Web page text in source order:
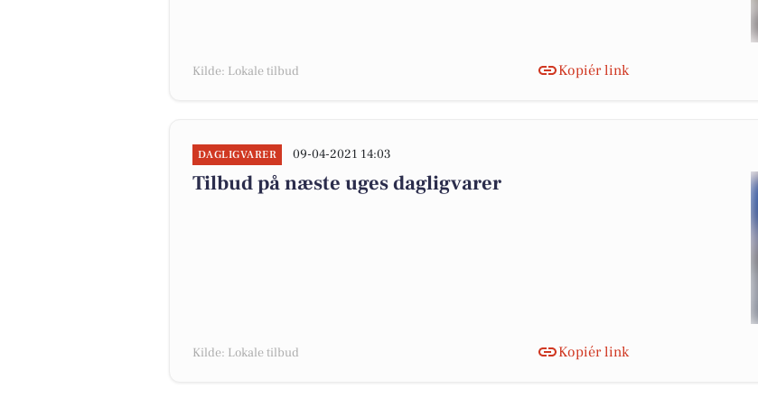
Kilde: Lokale tilbud Kopiér link
DAGLIGVARER 09-04-2021 14:03
Tilbud på næste uges dagligvarer
Kilde: Lokale tilbud Kopiér link